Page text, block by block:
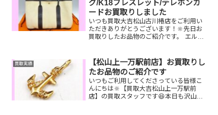
グ/K18ブレスレット/テレホンカ
ードお買取りしました
いつも買取大吉松山古川椿店をご利用い
ただきありがとうございます！🔆先日お
買取りしたお品物のご紹介です。 エルメ
はございませんか？ぜひ買取大吉松山古
川椿店にお査定さ...
買取実績
【松山上一万駅前店】お買取りし
たお品物のご紹介です
いつもご利用してくださっている皆様こ
んにちは🔆【買取大吉松山上一万駅前
店】の買取スタッフです😆本日も沢山の